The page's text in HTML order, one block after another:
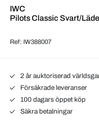
IWC
Pilots Classic Svart/
Ref: IW388007
2 år auktoriserad
Försäkrade leveranser
100 dagars öppet köp
Säkra betalningar